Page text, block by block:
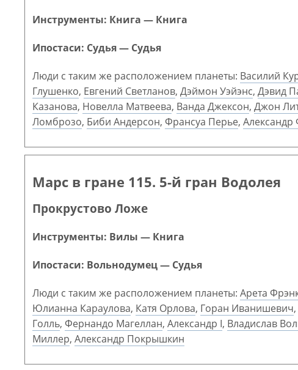
Инструменты: Книга — Книга
Ипостаси: Судья — Судья
Люди с таким же расположением планеты: Василий
Глушенко, Евгений Светланов, Дэймон Уэйэнс, Дэвид
Казанова, Новелла Матвеева, Ванда Джексон, Джон
Ломброзо, Биби Андерсон, Франсуа Перье, Александр
Марс в гране 115. 5-й гран Водолея
Прокрустово Ложе
Инструменты: Вилы — Книга
Ипостаси: Вольнодумец — Судья
Люди с таким же расположением планеты: Арета
Юлианна Караулова, Катя Орлова, Горан Иванишевич,
Голль, Фернандо Магеллан, Александр I, Владислав
Миллер, Александр Покрышкин